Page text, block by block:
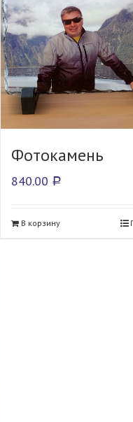
Фотокамень
840.00 Р
В корзину